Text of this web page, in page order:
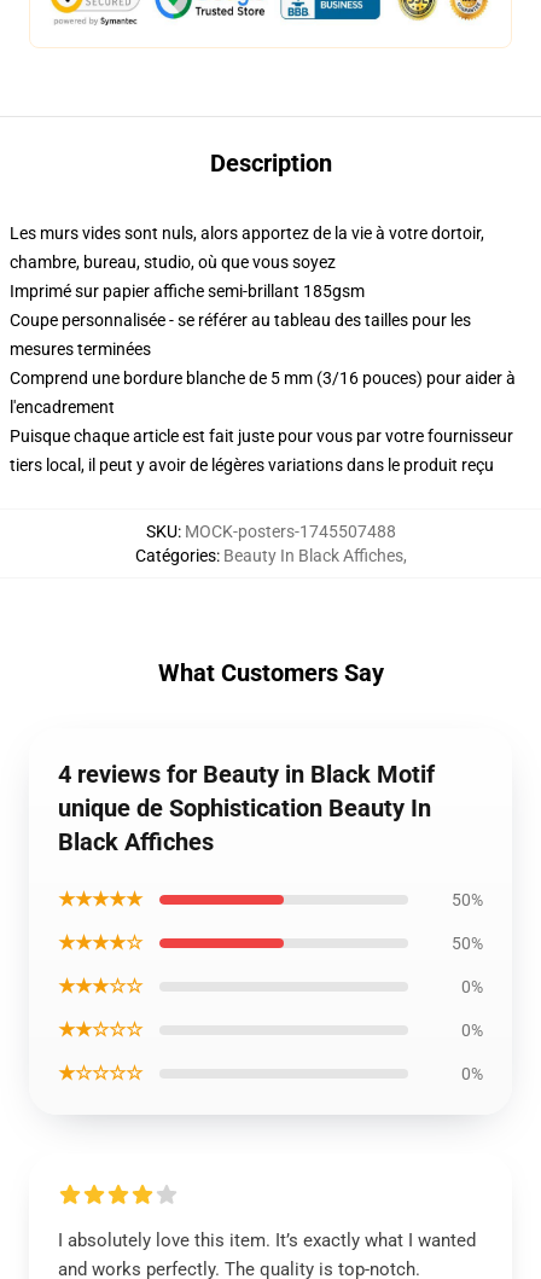
Description
Les murs vides sont nuls, alors apportez de la vie à votre dortoir,
chambre, bureau, studio, où que vous soyez
Imprimé sur papier affiche semi-brillant 185gsm
Coupe personnalisée - se référer au tableau des tailles pour les
mesures terminées
Comprend une bordure blanche de 5 mm (3/16 pouces) pour aider à
l'encadrement
Puisque chaque article est fait juste pour vous par votre fournisseur
tiers local, il peut y avoir de légères variations dans le produit reçu
SKU: MOCK-posters-1745507488
Catégories: Beauty In Black Affiches,
What Customers Say
4 reviews for Beauty in Black Motif
unique de Sophistication Beauty In
Black Affiches
★★★★★ 50%
★★★★☆ 50%
★★★☆☆ 0%
★★☆☆☆ 0%
★☆☆☆☆ 0%
I absolutely love this item. It’s exactly what I wanted
and works perfectly. The quality is top-notch.